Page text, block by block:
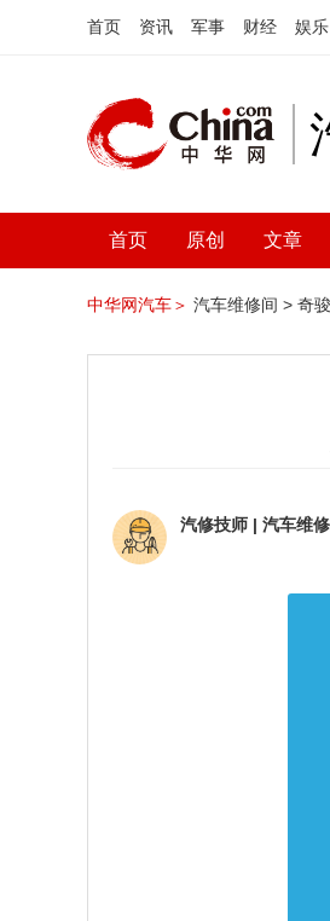
首页 资讯 军事 财经 娱乐
首页 原创 文章
中华网汽车＞ 汽车维修间 > 奇
汽修技师 | 汽车维